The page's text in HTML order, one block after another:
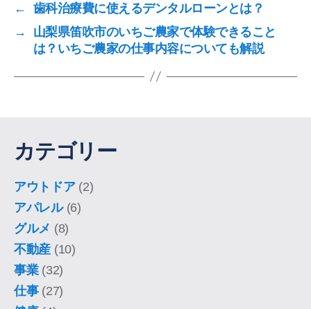
←
歯科治療費に使えるデンタルローンとは？
→
山梨県笛吹市のいちご農家で体験できること
は？いちご農家の仕事内容についても解説
カテゴリー
アウトドア(2)
アパレル(6)
グルメ (8)
不動産 (10)
事業(32)
仕事(27)